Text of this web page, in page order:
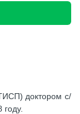
доктором с/